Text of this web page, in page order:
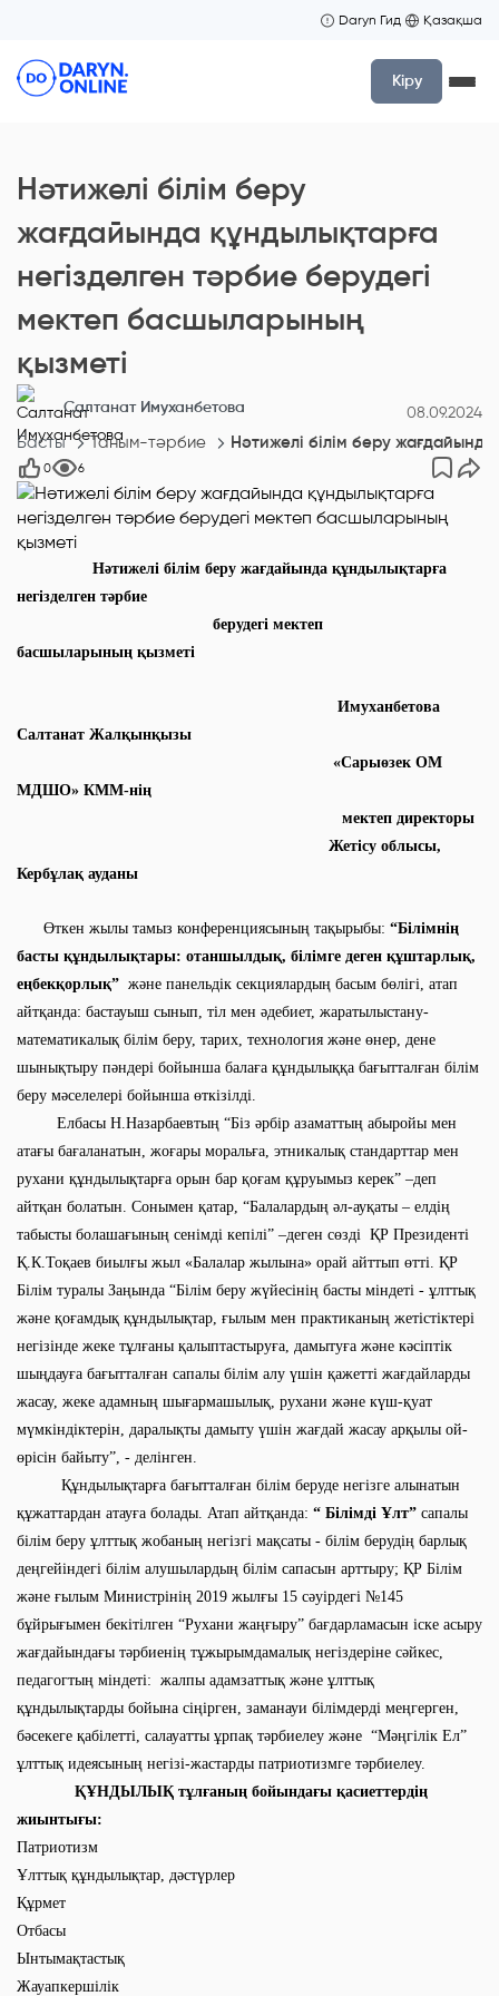
Daryn Гид Қазақша
Кіру
Нәтижелі білім беру
жағдайында құндылықтарға
негізделген тәрбие берудегі
мектеп басшыларының
қызметі
Салтанат Имуханбетова 08.09.2024
Басты Таным-тәрбие Нәтижелі білім беру
0 6
Нәтижелі білім беру жағдайында құндылықтарға
негізделген тәрбие
берудегі мектеп
басшыларының қызметі
Имуханбетова
Салтанат Жалқынқызы
«Сарыөзек ОМ
МДШО» КММ-нің
мектеп директоры
Жетісу облысы,
Кербұлақ ауданы
Өткен жылы тамыз конференциясының тақырыбы: “Білімнің
басты құндылықтары: отаншылдық, білімге деген құштарлық,
еңбекқорлық” және панельдік секциялардың басым бөлігі, атап
айтқанда: бастауыш сынып, тіл мен әдебиет, жаратылыстану-
математикалық білім беру, тарих, технология және өнер, дене
шынықтыру пәндері бойынша балаға құндылыққа бағытталған білім
беру мәселелері бойынша өткізілді.
Елбасы Н.Назарбаевтың “Біз әрбір азаматтың абыройы мен
атағы бағаланатын, жоғары моральға, этникалық стандарттар мен
рухани құндылықтарға орын бар қоғам құруымыз керек” –деп
айтқан болатын. Сонымен қатар, “Балалардың әл-ауқаты – елдің
табысты болашағының сенімді кепілі” –деген сөзді ҚР Президенті
Қ.К.Тоқаев биылғы жыл «Балалар жылына» орай айттып өтті. ҚР
Білім туралы Заңында “Білім беру жүйесінің басты міндеті - ұлттық
және қоғамдық құндылықтар, ғылым мен практиканың жетістіктері
негізінде жеке тұлғаны қалыптастыруға, дамытуға және кәсіптік
шыңдауға бағытталған сапалы білім алу үшін қажетті жағдайларды
жасау, жеке адамның шығармашылық, рухани және күш-қуат
мүмкіндіктерін, даралықты дамыту үшін жағдай жасау арқылы ой-
өрісін байыту”, - делінген.
Құндылықтарға бағытталған білім беруде негізге алынатын
құжаттардан атауға болады. Атап айтқанда: “ Білімді Ұлт” сапалы
білім беру ұлттық жобаның негізгі мақсаты - білім берудің барлық
деңгейіндегі білім алушылардың білім сапасын арттыру; ҚР Білім
және ғылым Министрінің 2019 жылғы 15 сәуірдегі №145
бұйрығымен бекітілген “Рухани жаңғыру” бағдарламасын іске асыру
жағдайындағы тәрбиенің тұжырымдамалық негіздеріне сәйкес,
педагогтың міндеті: жалпы адамзаттық және ұлттық
құндылықтарды бойына сіңірген, заманауи білімдерді меңгерген,
бәсекеге қабілетті, салауатты ұрпақ тәрбиелеу және “Мәңгілік Ел”
ұлттық идеясының негізі-жастарды патриотизмге тәрбиелеу.
ҚҰНДЫЛЫҚ тұлғаның бойындағы қасиеттердің
жиынтығы:
Патриотизм
Ұлттық құндылықтар, дәстүрлер
Құрмет
Отбасы
Ынтымақтастық
Жауапкершілік